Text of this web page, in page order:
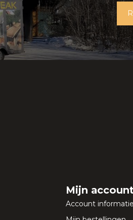
Mijn account
Account informatie